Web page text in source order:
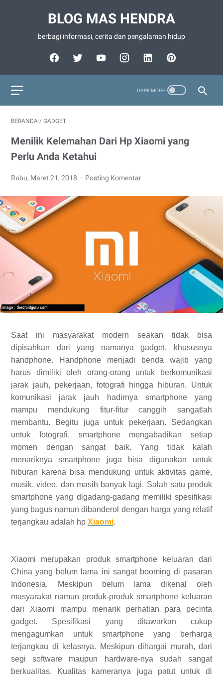
BLOG MAS HENDRA
berbagi informasi, cerita dan pengalaman hidup
BERANDA / GADGET
Menilik Kelemahan Dari Hp Xiaomi yang
Perlu Anda Ketahui
Rabu, Maret 21, 2018 Posting Komentar
Saat ini masyarakat modern seakan tidak bisa
dipisahkan dari yang namanya gadget, khususnya
handphone. Handphone menjadi benda wajib yang
harus dimiliki oleh orang-orang untuk berkomunikasi
jarak jauh, pekerjaan, fotografi hingga hiburan. Untuk
komunikasi jarak jauh hadirnya smartphone yang
mampu mendukung fitur-fitur canggih sangatlah
membantu. Begitu juga untuk pekerjaan. Sedangkan
untuk fotografi, smartphone mengabadikan setiap
momen dengan sangat baik. Yang tidak kalah
menariknya smartphone juga bisa digunakan untuk
hiburan karena bisa mendukung untuk aktivitas game,
musik, video, dan masih banyak lagi. Salah satu produk
smartphone yang digadang-gadang memiliki spesifikasi
yang bagus namun dibanderol dengan harga yang relatif
terjangkau adalah hp Xiaomi.
Xiaomi merupakan produk smartphone keluaran dari
China yang belum lama ini sangat booming di pasaran
Indonesia. Meskipun belum lama dikenal oleh
masyarakat namun produk-produk smartphone keluaran
dari Xiaomi mampu menarik perhatian para pecinta
gadget. Spesifikasi yang ditawarkan cukup
mengagumkan untuk smartphone yang berharga
terjangkau di kelasnya. Meskipun dihargai murah, dari
segi software maupun hardware-nya sudah sangat
berkualitas. Kualitas kameranya juga patut untuk di